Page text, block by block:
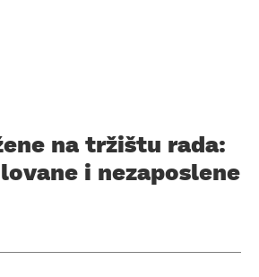
na tržištu rada:
i nezaposlene